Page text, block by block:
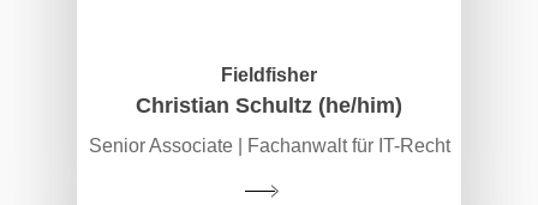
Fieldfisher
Christian Schultz (he/him)
Senior Associate | Fachanwalt für IT-Recht